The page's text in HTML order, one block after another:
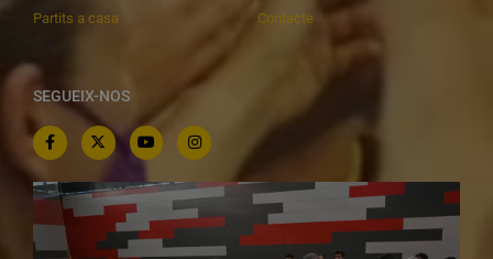
Partits a casa
Contacte
SEGUEIX-NOS